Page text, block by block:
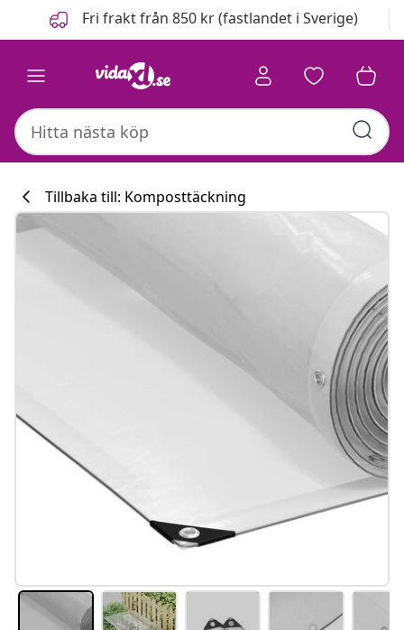
FöregåendeFri frakt från 850 kr (fastlandet i Sverige)
Tillbaka till: Komposttäckning